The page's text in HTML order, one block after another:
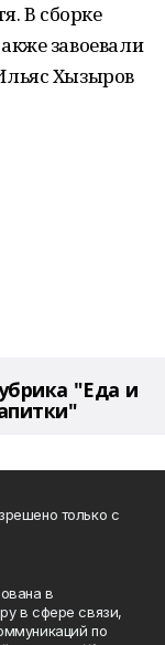
В сборке
завоевали
Хызыров
"Еда и
только с
в
в сфере связи,
по